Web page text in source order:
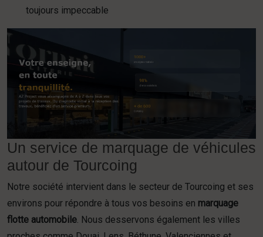
toujours impeccable
Un service de marquage de véhicules
autour de Tourcoing
Notre société intervient dans le secteur de Tourcoing et ses
environs pour répondre à tous vos besoins en marquage
flotte automobile . Nous desservons également les villes